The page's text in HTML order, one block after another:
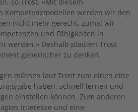
Kompetenzmodellen werden wir den
nicht mehr gerecht, zumal wir
und Fähigkeiten in
werden.» Deshalb plädiert Trost
generischer zu denken.
müssen laut Trost zum einen eine
haben, schnell lernen und
einstellen können. Zum anderen
Interesse und eine